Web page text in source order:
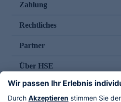
Zahlung
Rechtliches
Partner
Über HSE
Im TV